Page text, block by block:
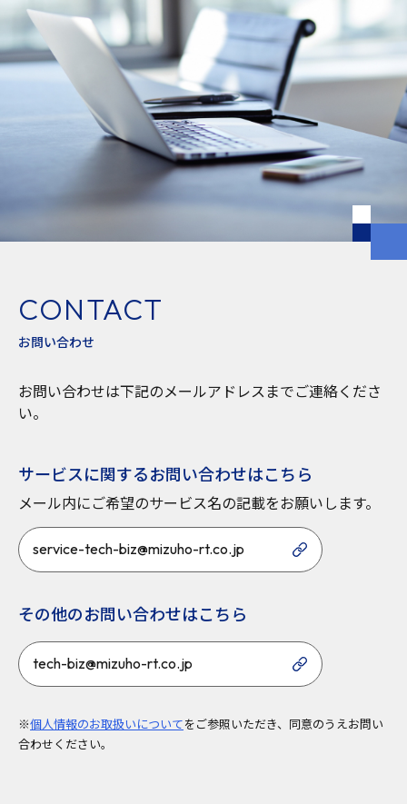
CONTACT
お問い合わせ
お問い合わせは下記のメールアドレスまでご連絡くださ
い。
サービスに関するお問い合わせはこちら
メール内にご希望のサービス名の記載をお願いします。
service-tech-biz@mizuho-rt.co.jp
その他のお問い合わせはこちら
tech-biz@mizuho-rt.co.jp
※個人情報のお取扱いについてをご参照いただき、同意のうえお問い
合わせください。